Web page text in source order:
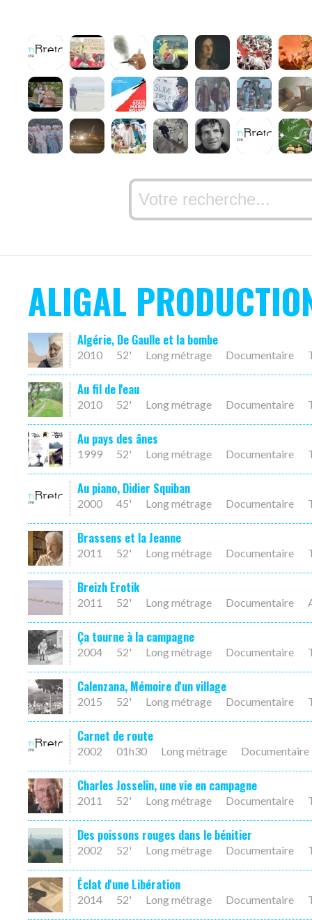
ALIGAL
Algérie, De Gaulle et la bombe
2010 52' Long métrage Documentaire
Au fil de l'eau
2010 52' Long métrage Documentaire
Au pays des ânes
1999 52' Long métrage Documentaire
Au piano, Didier Squiban
2000 45' Long métrage Documentaire
Brassens et la Jeanne
2011 52' Long métrage Documentaire
Breizh Erotik
2011 52' Long métrage Documentaire
Ça tourne à la campagne
2004 52' Long métrage Documentaire
Calenzana, Mémoire d'un village
2015 52' Long métrage Documentaire
Carnet de route
2002 01h30 Long métrage Documentaire
Charles Josselin, une vie en campagne
2011 52' Long métrage Documentaire
Des poissons rouges dans le bénitier
2002 52' Long métrage Documentaire
Éclat d'une Libération
2014 52' Long métrage Documentaire